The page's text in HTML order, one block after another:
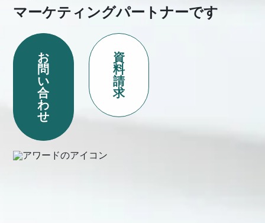
マーケティングパートナーです
お
問
い
合
わ
せ
資
料
請
求